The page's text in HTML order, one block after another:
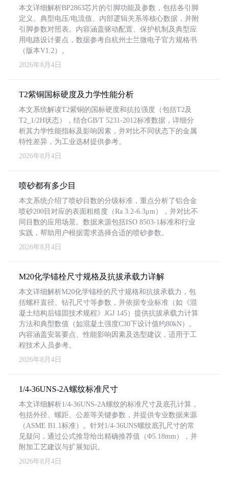
本文详细解析BP2863芯片的引脚功能及参数，包括各引脚
定义、典型电压/电流值、内部逻辑关系等核心数据，并附
引脚参数对照表。内容涵盖驱动配置、保护机制及典型应
用电路设计要点，数据参考自杭州士兰微电子官方规格书
（版本V1.2）。
2026年8月4日
T2紫铜国标硬度及力学性能分析
本文系统解读T2紫铜的国标硬度和抗拉强度（包括T2及
T2_1/2H状态），结合GB/T 5231-2012标准数据，详细分
析其力学性能指标及影响因素，并对比不同状态下的金属
特性差异，为工业选材提供参考。
2026年8月4日
喷砂都有多少目
本文系统介绍了喷砂目数的分级标准，重点分析了铝合金
喷砂200目对应的表面粗糙度（Ra 3.2-6.3μm），并对比不
同目数的应用场景。数据来源包括ISO 8503-1标准和行业
实践，帮助用户根据需求选择合适的喷砂参数。
2026年8月4日
M20化学锚栓尺寸规格及抗拔承载力详解
本文详细解析M20化学锚栓的尺寸规格和抗拔承载力，包
括螺杆直径、钻孔尺寸等参数，并依据专业标准（如《混
凝土结构后锚固技术规程》JGJ 145）提供抗拔承载力计算
方法和典型数值（如混凝土强度C30下设计值约80kN）。
内容涵盖安装要点、性能影响因素及选型建议，适用于工
程技术人员参考。
2026年8月4日
1/4-36UNS-2A螺纹标准尺寸
本文详细解析1/4-36UNS-2A螺纹的标准尺寸及底孔计算，
包括外径、螺距、公差等关键参数，并提供专业数据来源
（ASME B1.1标准）。针对1/4-36UNS螺纹底孔尺寸的常
见疑问，通过公式推导给出精确推荐值（Φ5.18mm），并
附加工艺建议与扩展知识。
2026年8月4日